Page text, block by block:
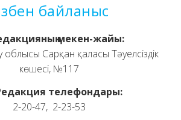
байланыс
мекен-жайы:
облысы Сарқан қаласы Тәуелсіздік
көшесі, №117
телефондары:
2-20-47, 2-23-53